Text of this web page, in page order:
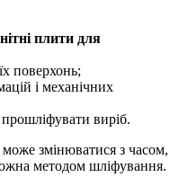
плити для
поверхонь;
і механічних
виріб.
може змінюватися з часом,
методом шліфування.